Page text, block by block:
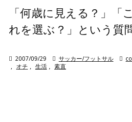
「何歳に見える？」「
れを選ぶ？」という質
 2007/09/29  サッカー/フットサル 
オチ 生活 素直